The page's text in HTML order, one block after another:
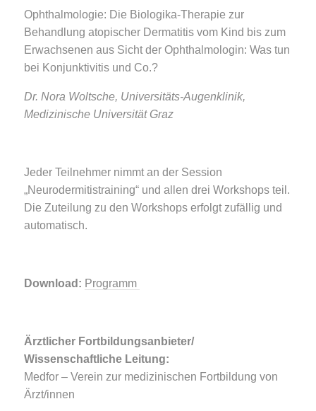
Ophthalmologie: Die Biologika-Therapie zur
Behandlung atopischer Dermatitis vom Kind bis zum
Erwachsenen aus Sicht der Ophthalmologin: Was tun
bei Konjunktivitis und Co.?
Dr. Nora Woltsche, Universitäts-Augenklinik,
Medizinische Universität Graz
Jeder Teilnehmer nimmt an der Session
„Neurodermitistraining“ und allen drei Workshops teil.
Die Zuteilung zu den Workshops erfolgt zufällig und
automatisch.
Download: Programm
Ärztlicher Fortbildungsanbieter/
Wissenschaftliche Leitung:
Medfor – Verein zur medizinischen Fortbildung von
Ärzt/innen